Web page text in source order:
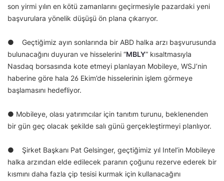
son yirmi yılın en kötü zamanlarını geçirmesiyle pazardaki yeni
başvurulara yönelik düşüşü ön plana çıkarıyor.
● Geçtiğimiz ayın sonlarında bir ABD halka arzı başvurusunda
bulunacağını duyuran ve hisselerini “MBLY” kısaltmasıyla
Nasdaq borsasında kote etmeyi planlayan Mobileye, WSJ’nin
haberine göre hala 26 Ekim’de hisselerinin işlem görmeye
başlamasını hedefliyor.
● Mobileye, olası yatırımcılar için tanıtım turunu, beklenenden
bir gün geç olacak şekilde salı günü gerçekleştirmeyi planlıyor.
● Şirket Başkanı Pat Gelsinger, geçtiğimiz yıl Intel’in Mobileye
halka arzından elde edilecek paranın çoğunu rezerve ederek bir
kısmını daha fazla çip tesisi kurmak için kullanacağını